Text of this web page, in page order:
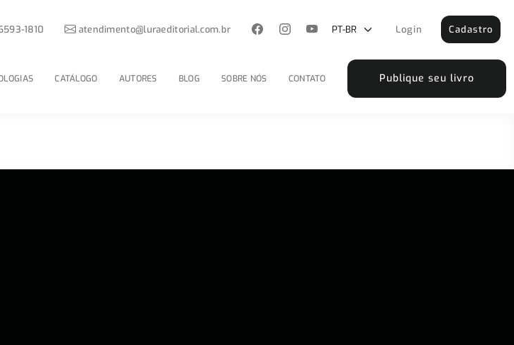
CATÁLOGO AUTORES BLOG SOBRE NÓS CONTATO Publique seu livro
1810 atendimento@luraeditorial.com.br Login Cadastro